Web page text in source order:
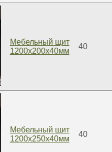
Мебельный щит
1200x200x40мм
40
Мебельный щит
1200x250x40мм
40